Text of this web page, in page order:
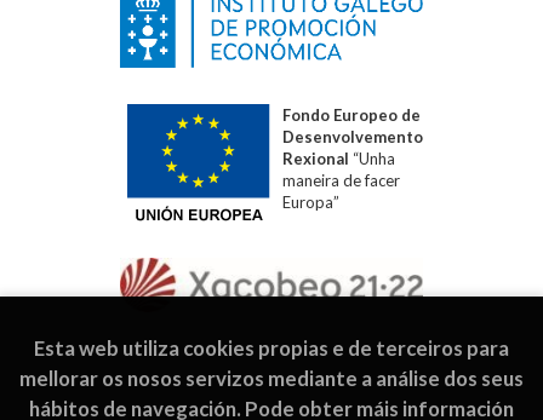
Fondo Europeo de
Desenvolvemento
Rexional “Unha
maneira de facer
Europa”
Esta web utiliza cookies propias e de terceiros para
mellorar os nosos servizos mediante a análise dos seus
hábitos de navegación. Pode obter máis información